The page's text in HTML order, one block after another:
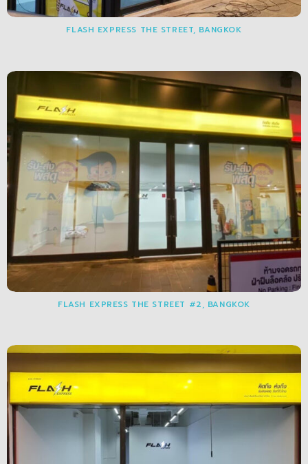
FLASH EXPRESS THE STREET, BANGKOK
FLASH EXPRESS THE STREET #2, BANGKOK